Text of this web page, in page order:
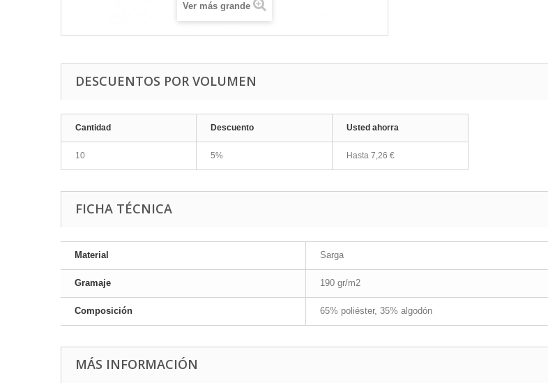
Ver más grande
DESCUENTOS POR VOLUMEN
Cantidad Descuento Usted ahorra
10 5% Hasta 7,26 €
FICHA TÉCNICA
Material Sarga
Gramaje 190 gr/m2
Composición 65% poliéster, 35% algodón
MÁS INFORMACIÓN